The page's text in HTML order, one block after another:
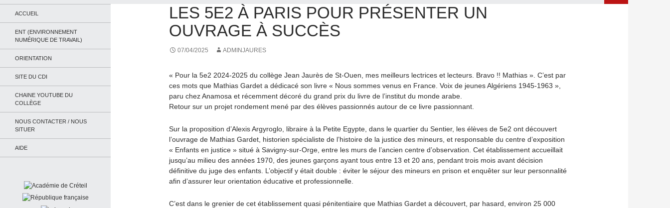
LES 5E2 À PARIS POUR PRÉSENTER UN
OUVRAGE À SUCCÈS
07/04/2025 ADMINJAURES
« Pour la 5e2 2024-2025 du collège Jean Jaurès de St-Ouen, mes meilleurs lectrices et lecteurs. Bravo !! Mathias ». C’est par
ces mots que Mathias Gardet a dédicacé son livre « Nous sommes venus en France. Voix de jeunes Algériens 1945-1963 »,
paru chez Anamosa et récemment décoré du grand prix du livre de l’institut du monde arabe.
Retour sur un projet rondement mené par des élèves passionnés autour de ce livre passionnant.
Sur la proposition d’Alexis Argyroglo, libraire à la Petite Egypte, dans le quartier du Sentier, les élèves de 5e2 ont découvert
l’ouvrage de Mathias Gardet, historien spécialiste de l’histoire de la justice des mineurs, et responsable du centre d’exposition
« Enfants en justice » situé à Savigny-sur-Orge, entre les murs de l’ancien centre d’observation. Cet établissement accueillait
jusqu’au milieu des années 1970, des jeunes garçons ayant tous entre 13 et 20 ans, pendant trois mois avant décision
définitive du juge des enfants. L’objectif y était double : éviter le séjour des mineurs en prison et enquêter sur leur personnalité
afin d’assurer leur orientation éducative et professionnelle.
C’est dans le grenier de cet établissement quasi pénitentiaire que Mathias Gardet a découvert, par hasard, environ 25 000
ACCUEIL
ENT (ENVIRONNEMENT
NUMÉRIQUE DE TRAVAIL)
ORIENTATION
SITE DU CDI
CHAINE YOUTUBE DU
COLLÈGE
NOUS CONTACTER / NOUS
SITUER
AIDE